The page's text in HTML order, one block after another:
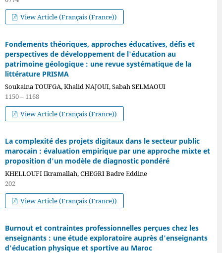
View Article (Français (France))
Fondements théoriques, approches éducatives, défis et
perspectives de développement de l'éducation au
patrimoine géologique : une revue systématique de la
littérature PRISMA
Soukaina TOUFGA, Khalid NAJOUI, Sabah SELMAOUI
1150 – 1168
View Article (Français (France))
La complexité des projets digitaux dans le secteur public
marocain : évaluation empirique par une approche mixte et
proposition d'un modèle de diagnostic pondéré
KHELLOUFI Ikramallah, CHEGRI Badre Eddine
202
View Article (Français (France))
Burnout et contraintes professionnelles perçues chez les
enseignants : une étude exploratoire auprès d'enseignants
d'éducation physique et sportive au Maroc